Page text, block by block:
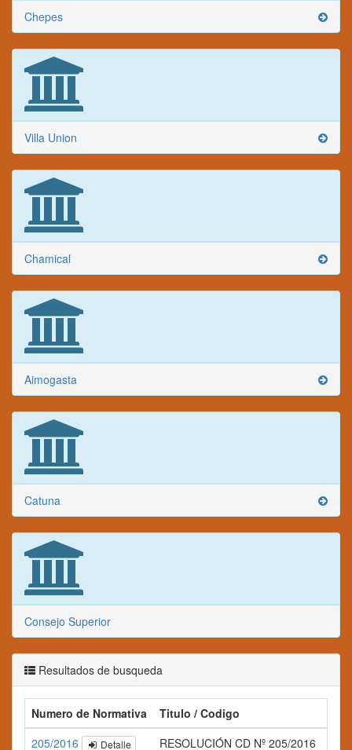
Chepes
Villa Union
Chamical
Aimogasta
Catuna
Consejo Superior
Resultados de busqueda
Numero de Normativa Titulo / Codigo
205/2016
Detalle RESOLUCIÓN CD Nº 205/2016